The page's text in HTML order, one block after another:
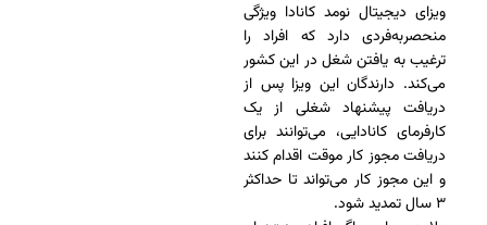
ویزای دیجیتال نومد کانادا ویژگی
منحصربه‌فردی دارد که افراد را
ترغیب به یافتن شغل در این کشور
می‌کند. دارندگان این ویزا پس از
دریافت پیشنهاد شغلی از یک
کارفرمای کانادایی، می‌توانند برای
دریافت مجوز کار موقت اقدام کنند
و این مجوز کار می‌تواند تا حداکثر
۳ سال تمدید شود.